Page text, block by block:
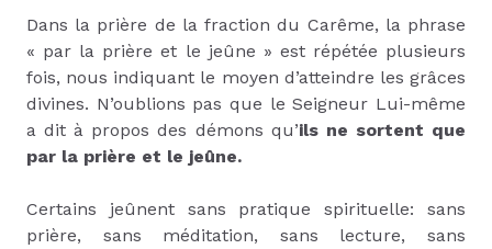
Dans la prière de la fraction du Carême, la phrase
« par la prière et le jeûne » est répétée plusieurs
fois, nous indiquant le moyen d’atteindre les grâces
divines. N’oublions pas que le Seigneur Lui-même
a dit à propos des démons qu’ils ne sortent que
par la prière et le jeûne.
Certains jeûnent sans pratique spirituelle: sans
prière, sans méditation, sans lecture, sans